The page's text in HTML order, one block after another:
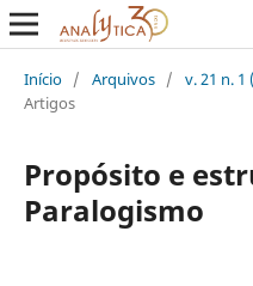
Início / Arquivos / v. 21 n.
Artigos
Propósito e
Paralogismo